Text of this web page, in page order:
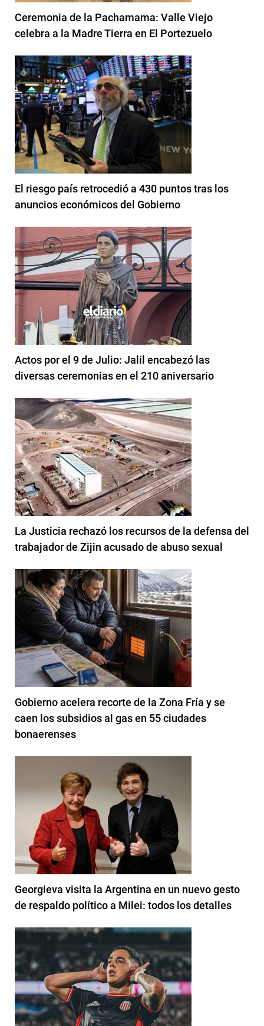
Ceremonia de la Pachamama: Valle Viejo
celebra a la Madre Tierra en El Portezuelo
El riesgo país retrocedió a 430 puntos tras los
anuncios económicos del Gobierno
Actos por el 9 de Julio: Jalil encabezó las
diversas ceremonias en el 210 aniversario
La Justicia rechazó los recursos de la defensa del
trabajador de Zijin acusado de abuso sexual
Gobierno acelera recorte de la Zona Fría y se
caen los subsidios al gas en 55 ciudades
bonaerenses
Georgieva visita la Argentina en un nuevo gesto
de respaldo político a Milei: todos los detalles